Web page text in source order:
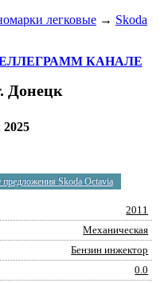
легковые → Skoda
КАНАЛЕ
Донецк
2025
предложения Skoda Octavia
2011
Механическая
Бензин инжектор
0.0